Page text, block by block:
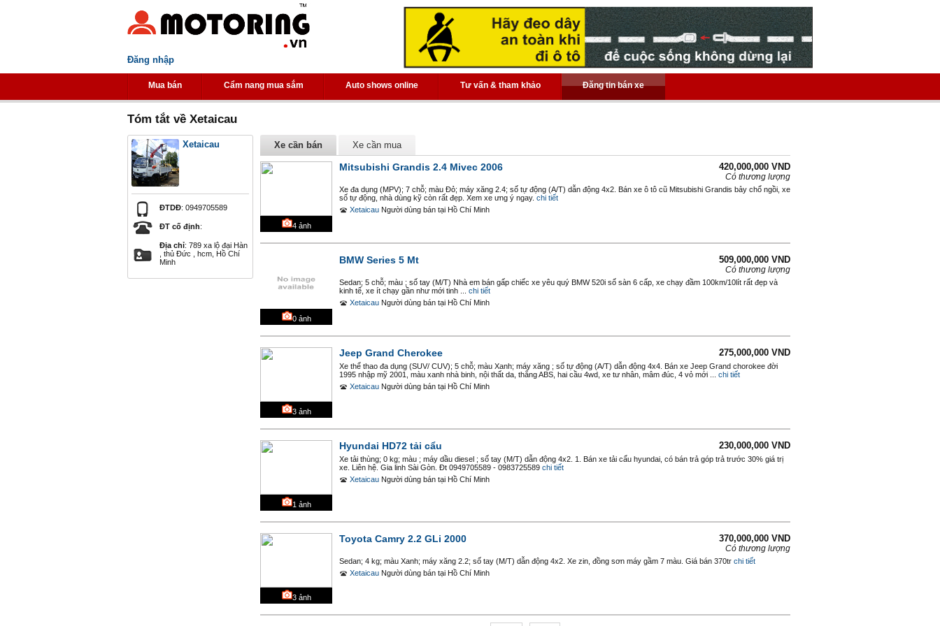
Đăng nhập
Mua bán Cẩm nang mua sắm Auto shows online Tư vấn & tham khảo Đăng tin bán xe
Tóm tắt về Xetaicau
Xetaicau
ĐTDĐ: 0949705589
ĐT cố định:
Địa chỉ: 789 xa lộ đại Hàn
, thủ Đức , hcm, Hồ Chí
Minh
Xe cần bán Xe cần mua
4ảnh
Mitsubishi Grandis 2.4 Mivec 2006 420,000,000 VND
Có thương lượng
Xe đa dụng (MPV); 7 chỗ; màu Đỏ; máy xăng 2.4; số tự động (A/T) dẫn động 4x2. Bán xe ô tô cũ Mitsubishi Grandis bảy chổ ngồi, xe
số tự động, nhà dùng kỹ còn rất đẹp. Xem xe ưng ý ngay. chi tiết
Xetaicau Người dùng bán tại Hồ Chí Minh
0ảnh
BMW Series 5 Mt 509,000,000 VND
Có thương lượng
Sedan; 5 chỗ; màu ; số tay (M/T) Nhà em bán gấp chiếc xe yêu quý BMW 520i số sàn 6 cấp, xe chạy đầm 100km/10lít rất đẹp và
kinh tế, xe ít chạy gần như mới tinh ...
chi tiết
Xetaicau Người dùng bán tại Hồ Chí Minh
3ảnh
Jeep Grand Cherokee 275,000,000 VND
Xe thể thao đa dụng (SUV/ CUV); 5 chỗ; màu Xanh; máy xăng ; số tự động (A/T) dẫn động 4x4. Bán xe Jeep Grand chorokee đời
1995 nhập mỹ 2001, màu xanh nhà binh, nội thất da, thắng ABS, hai cầu 4wd, xe tư nhân, mâm đúc, 4 vỏ mới ...
chi tiết
Xetaicau Người dùng bán tại Hồ Chí Minh
1 ảnh
Hyundai HD72 tải cẩu 230,000,000 VND
Xe tải thùng; 0 kg; màu ; máy dầu diesel ; số tay (M/T) dẫn động 4x2. 1. Bán xe tải cẩu hyundai, có bán trả góp trả trước 30% giá trị
xe. Liên hệ. Gia linh Sài Gòn. Đt 0949705589 - 0983725589 chi tiết
Xetaicau Người dùng bán tại Hồ Chí Minh
3ảnh
Toyota Camry 2.2 GLi 2000 370,000,000 VND
Có thương lượng
Sedan; 4 kg; màu Xanh; máy xăng 2.2; số tay (M/T) dẫn động 4x2. Xe zin, đồng sơn máy gầm 7 màu. Giá bán 370tr chi tiết
Xetaicau Người dùng bán tại Hồ Chí Minh